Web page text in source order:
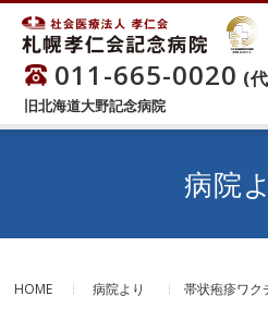
011-665-0020 (
旧北海道大野記念病院
病院
HOME 病院より 帯状疱疹ワク